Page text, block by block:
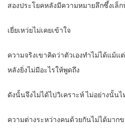
สองประโยคหลังมีความหมายลึกซึ้งเล็ก
เยี่ยเหว่ยไม่เคยเข้าใจ
ความจริงเขาคิดว่าตัวเองทำไม่ได้แม้
หลังยิ่งไม่มีอะไรให้พูดถึง
ดังนั้นจึงไม่ได้ไปวิเคราะห์ ไม่อย่างนั้น
ความต่างระหว่างคนด้วยกันไม่ได้มาก